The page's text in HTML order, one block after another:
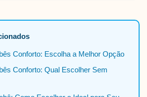
Conforto: Escolha a Melhor Opção
Conforto: Qual Escolher Sem